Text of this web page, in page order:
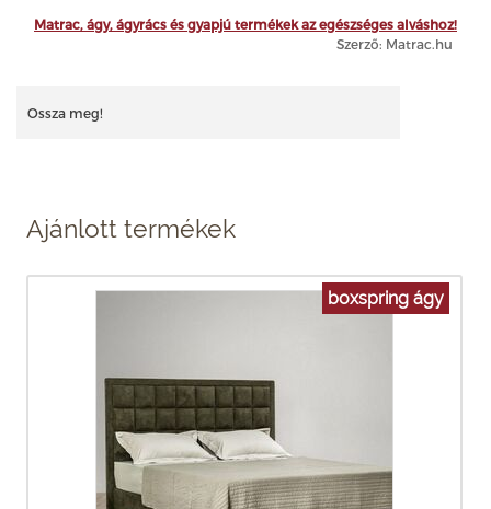
Matrac, ágy, ágyrács és gyapjú termékek az egészséges alváshoz!
Szerző: Matrac.hu
Ossza meg!
Ajánlott termékek
boxspring ágy